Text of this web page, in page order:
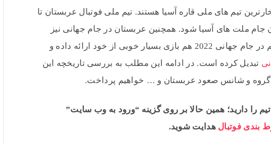
تیم های ملی قاره آسیا هستند. تیم ملی فوتبال عربستان تا
جام ملت های آسیا شود. همچنین عربستان در جام جهانی نیز
حضور مستمری داشته است. این تیم در جام جهانی 2022 هم بازی بسیار خوبی از خود ارائه داده و
تبدیل کرده است. در ادامه این مطلب به بررسی تاریخچه این
گروه و شانس صعود عربستان و … خواهیم پرداخت.
را دارید؛ همین حالا بر روی گزینه “ورود به وب سایت”
بندی فوتبال هدایت شوید.